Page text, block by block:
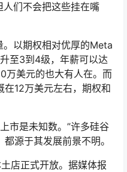
们不会把这些挂在嘴
。以期权相对优厚的Meta
至3到4级，年薪可以达
万美元的也大有人在。而
12万美元左右，期权和
市是未知数。”许多硅谷
源于其发展前景不明。
店正式开放。据媒体报